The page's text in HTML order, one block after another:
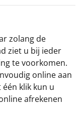
zolang de
ziet u bij ieder
te voorkomen.
online aan
klik kun u
afrekenen